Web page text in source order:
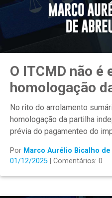
O ITCMD não é
homologação
No rito do arrolamento
homologação da partilha
prévia do pagamenteo do
Por Marco Aurélio Bicalho
01/12/2025 | Comentários: 0